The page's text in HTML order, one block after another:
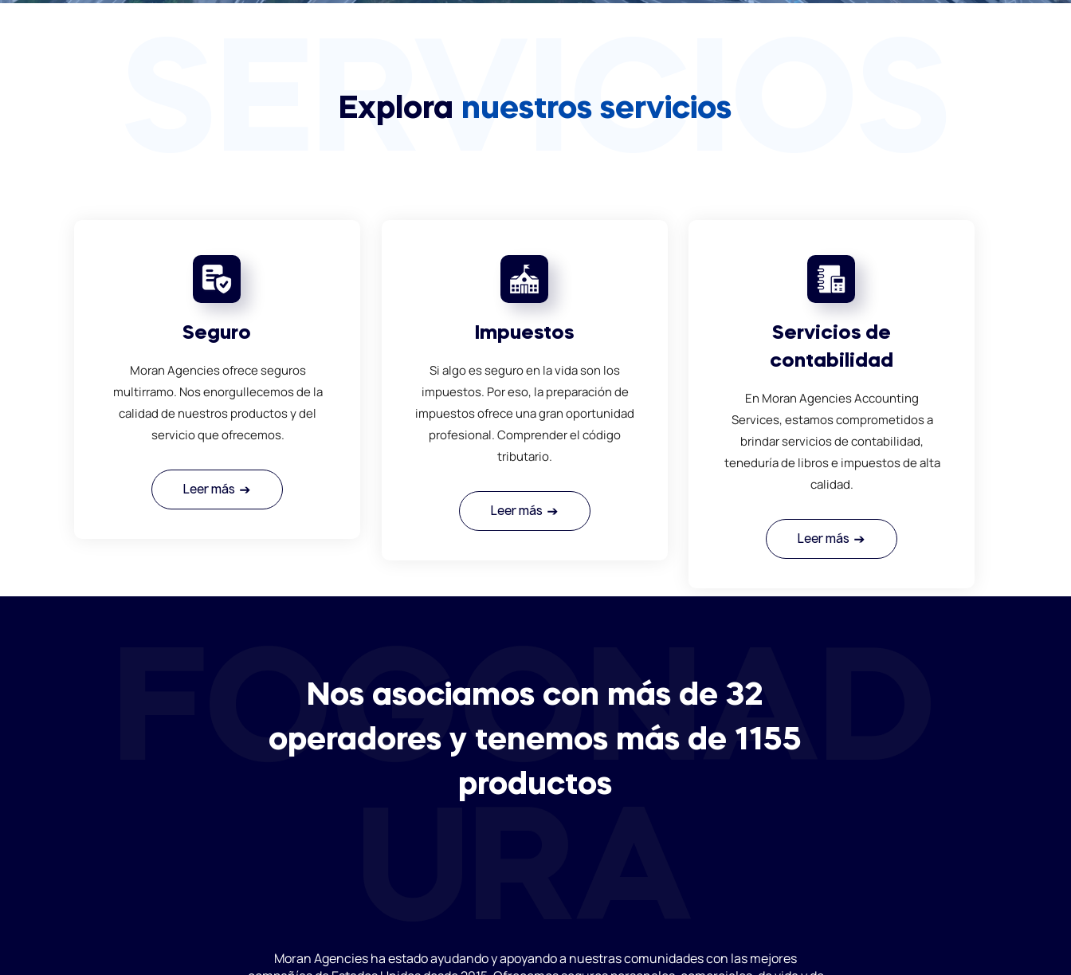
SERVICIOS
Explora nuestros servicios
Seguro
Moran Agencies ofrece seguros
multirramo. Nos enorgullecemos de la
calidad de nuestros productos y del
servicio que ofrecemos.
Leer más
Impuestos
Si algo es seguro en la vida son los
impuestos. Por eso, la preparación de
impuestos ofrece una gran oportunidad
profesional. Comprender el código
tributario.
Leer más
Servicios de
contabilidad
En Moran Agencies Accounting
Services, estamos comprometidos a
brindar servicios de contabilidad,
teneduría de libros e impuestos de alta
calidad.
Leer más
FOGONAD
Nos asociamos con más de 32
operadores y tenemos más de 1155
productos
Moran Agencies ha estado ayudando y apoyando a nuestras comunidades con las mejores